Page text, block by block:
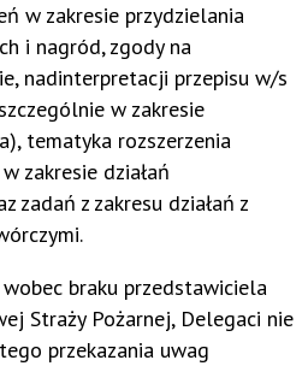
w zakresie przydzielania
i nagród, zgody na
nadinterpretacji przepisu w/s
w zakresie
tematyka rozszerzenia
zakresie działań
zadań z zakresu działań z
braku przedstawiciela
Straży Pożarnej, Delegaci nie
przekazania uwag